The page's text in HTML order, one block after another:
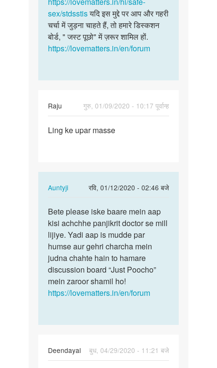
दाने
by
Hariom
Tiwari
किसी
विशेषग्य…
sex/stdsstisयदि इस मुद्दे पर आप और गहरी
चर्चा में जुड़ना चाहते हैं, तो हमारे डिस्कशन
बोर्ड, " जस्ट पूछो" में ज़रूर शामिल हों.
https://lovematters.in/en/forum
Raju
गुरु, 01/09/2020 - 10:17 पूर्वान्ह
Ling
Ling ke upar masse
Auntyji
रवि, 01/12/2020 - 02:46 बजे
In
to
Ling
ke
upar
masse
by
Raju
Bete
please
iske
baare
mein…
Bete please iske baare mein aap
kisi achchhe panjikrit doctor se mill
lijiye. Yadi aap is mudde par
humse aur gehri charcha mein
judna chahte hain to hamare
discussion board “Just Poocho”
mein zaroor shamil ho!
https://lovematters.in/en/forum
Deendayal
बुध, 04/29/2020 - 11:21 बजे